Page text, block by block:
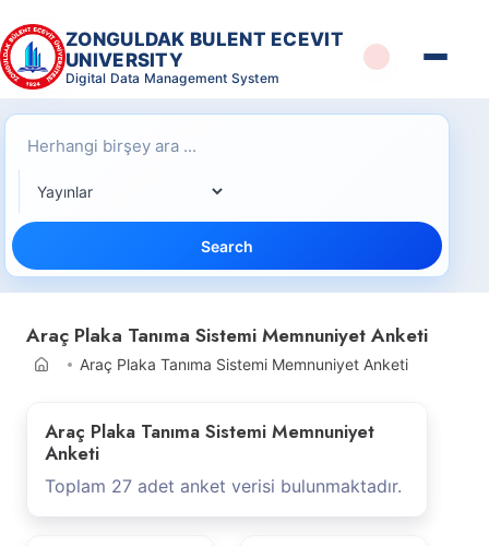
ZONGULDAK BULENT ECEVIT
UNIVERSITY
Digital Data Management System
Search
Araç Plaka Tanıma Sistemi Memnuniyet Anketi
Araç Plaka Tanıma Sistemi Memnuniyet Anketi
Araç Plaka Tanıma Sistemi Memnuniyet
Anketi
Toplam 27 adet anket verisi bulunmaktadır.